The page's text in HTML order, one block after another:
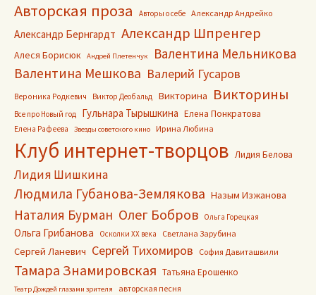
Авторская проза Авторы о себе Александр Андрейко
Александр Бернгардт Александр Шпренгер
Алеся Борисюк Андрей Плетенчук
Валентина Мельникова
Валентина Мешкова Валерий Гусаров
Вероника Родкевич Виктор Деобальд Викторина Викторины
Все про Новый год Гульнара Тырышкина Елена Понкратова
Елена Рафеева Звезды советского кино Ирина Любина
Клуб интернет-творцов Лидия Белова
Лидия Шишкина
Людмила Губанова-Землякова Назым Изжанова
Наталия Бурман Олег Бобров Ольга Горецкая
Ольга Грибанова Осколки ХХ века Светлана Зарубина
Сергей Ланевич Сергей Тихомиров София Давиташвили
Тамара Знамировская Татьяна Ерошенко
Театр Дождей глазами зрителя авторская песня